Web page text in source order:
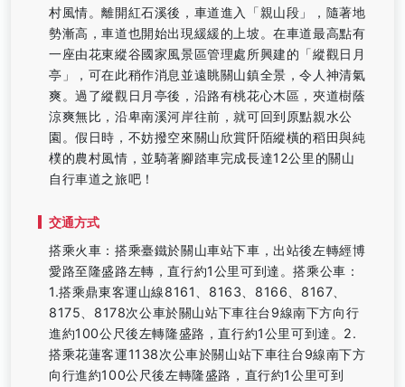
村風情。離開紅石溪後，車道進入「親山段」，隨著地
勢漸高，車道也開始出現緩緩的上坡。在車道最高點有
一座由花東縱谷國家風景區管理處所興建的「縱觀日月
亭」，可在此稍作消息並遠眺關山鎮全景，令人神清氣
爽。過了縱觀日月亭後，沿路有桃花心木區，夾道樹蔭
涼爽無比，沿卑南溪河岸往前，就可回到原點親水公
園。假日時，不妨撥空來關山欣賞阡陌縱橫的稻田與純
樸的農村風情，並騎著腳踏車完成長達12公里的關山
自行車道之旅吧！
交通方式
搭乘火車：搭乘臺鐵於關山車站下車，出站後左轉經博
愛路至隆盛路左轉，直行約1公里可到達。搭乘公車：
1.搭乘鼎東客運山線8161、8163、8166、8167、
8175、8178次公車於關山站下車往台9線南下方向行
進約100公尺後左轉隆盛路，直行約1公里可到達。2.
搭乘花蓮客運1138次公車於關山站下車往台9線南下方
向行進約100公尺後左轉隆盛路，直行約1公里可到